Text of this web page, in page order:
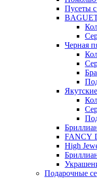
Пусеты
Черная
FANCY
High
Подарочные